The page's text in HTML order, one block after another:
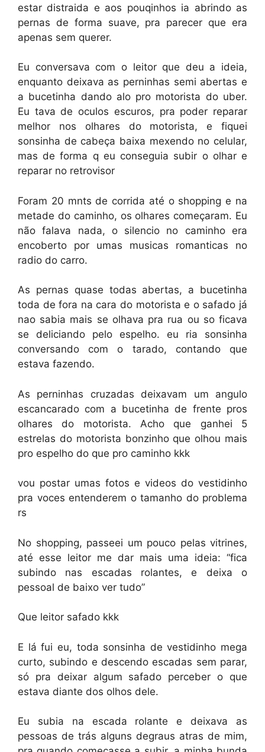
estar distraida e aos pouqinhos ia abrindo as
pernas de forma suave, pra parecer que era
apenas sem querer.
Eu conversava com o leitor que deu a ideia,
enquanto deixava as perninhas semi abertas e
a bucetinha dando alo pro motorista do uber.
Eu tava de oculos escuros, pra poder reparar
melhor nos olhares do motorista, e fiquei
sonsinha de cabeça baixa mexendo no celular,
mas de forma q eu conseguia subir o olhar e
reparar no retrovisor
Foram 20 mnts de corrida até o shopping e na
metade do caminho, os olhares começaram. Eu
não falava nada, o silencio no caminho era
encoberto por umas musicas romanticas no
radio do carro.
As pernas quase todas abertas, a bucetinha
toda de fora na cara do motorista e o safado já
nao sabia mais se olhava pra rua ou so ficava
se deliciando pelo espelho. eu ria sonsinha
conversando com o tarado, contando que
estava fazendo.
As perninhas cruzadas deixavam um angulo
escancarado com a bucetinha de frente pros
olhares do motorista. Acho que ganhei 5
estrelas do motorista bonzinho que olhou mais
pro espelho do que pro caminho kkk
vou postar umas fotos e videos do vestidinho
pra voces entenderem o tamanho do problema
rs
No shopping, passeei um pouco pelas vitrines,
até esse leitor me dar mais uma ideia: “fica
subindo nas escadas rolantes, e deixa o
pessoal de baixo ver tudo”
Que leitor safado kkk
E lá fui eu, toda sonsinha de vestidinho mega
curto, subindo e descendo escadas sem parar,
só pra deixar algum safado perceber o que
estava diante dos olhos dele.
Eu subia na escada rolante e deixava as
pessoas de trás alguns degraus atras de mim,